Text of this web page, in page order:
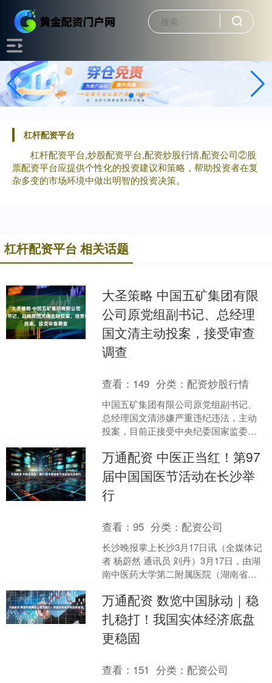
杠杆配资平台
杠杆配资平台,炒股配资平台,配资炒股行情,配资公司②股
票配资平台应提供个性化的投资建议和策略，帮助投资者在复
杂多变的市场环境中做出明智的投资决策。
杠杆配资平台 相关话题
大圣策略 中国五矿集团有限
公司原党组副书记、总经理
国文清主动投案，接受审查
调查
查看： 149 分类：配资炒股行情
中国五矿集团有限公司原党组副书记、
总经理国文清涉嫌严重违纪违法，主动
投案，目前正接受中央纪委国家监委纪
万通配资 中医正当红！第97
届中国国医节活动在长沙举
行
查看：95 分类：配资公司
长沙晚报掌上长沙3月17日讯（全媒体记
者 杨蔚然 通讯员 刘丹）3月17日，由湖
南中医药大学第二附属医院（湖南省中
湖南第一师....
万通配资 数览中国脉动｜稳
扎稳打！我国实体经济底盘
更稳固
查看： 151 分类：配资公司